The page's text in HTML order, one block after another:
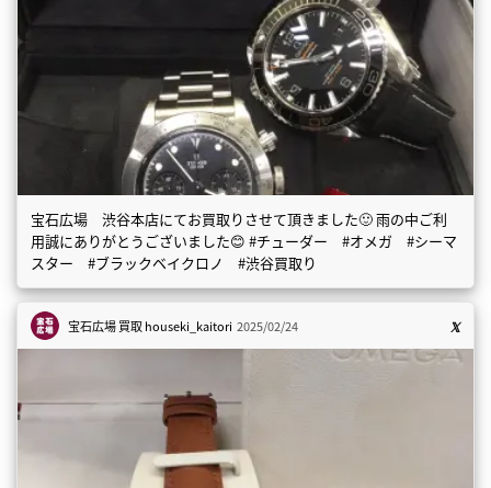
宝石広場 渋谷本店にてお買取りさせて頂きました🙂 雨の中ご利
用誠にありがとうございました😊 #チューダー #オメガ #シーマ
スター #ブラックベイクロノ #渋谷買取り
宝石広場 買取houseki_kaitori 2025/02/24